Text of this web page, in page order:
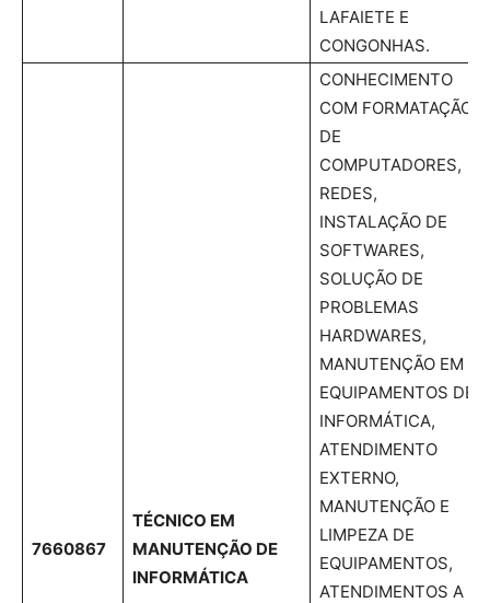
LAFAIETE E
CONGONHAS.
7660867
TÉCNICO EM
MANUTENÇÃO DE
INFORMÁTICA
CONHECIMENTO
COM FORMATAÇÃO
DE
COMPUTADORES,
REDES,
INSTALAÇÃO DE
SOFTWARES,
SOLUÇÃO DE
PROBLEMAS
HARDWARES,
MANUTENÇÃO EM
EQUIPAMENTOS DE
INFORMÁTICA,
ATENDIMENTO
EXTERNO,
MANUTENÇÃO E
LIMPEZA DE
EQUIPAMENTOS,
ATENDIMENTOS A